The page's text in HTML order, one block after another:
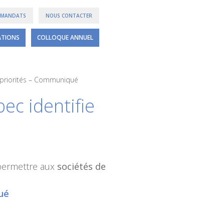
NOUS CONTACTER
COLLOQUE ANNUEL
– Communiqué
identifie
aux sociétés de